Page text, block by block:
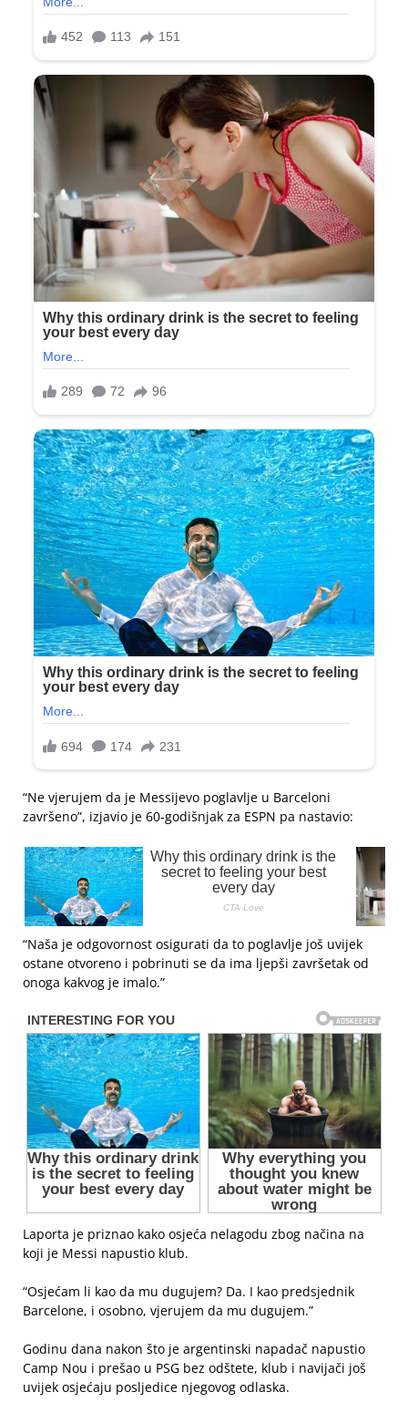
“Ne vjerujem da je Messijevo poglavlje u Barceloni
završeno”, izjavio je 60-godišnjak za ESPN pa nastavio:
“Naša je odgovornost osigurati da to poglavlje još uvijek
ostane otvoreno i pobrinuti se da ima ljepši završetak od
onoga kakvog je imalo.”
Laporta je priznao kako osjeća nelagodu zbog načina na
koji je Messi napustio klub.
“Osjećam li kao da mu dugujem? Da. I kao predsjednik
Barcelone, i osobno, vjerujem da mu dugujem.”
Godinu dana nakon što je argentinski napadač napustio
Camp Nou i prešao u PSG bez odštete, klub i navijači još
uvijek osjećaju posljedice njegovog odlaska.